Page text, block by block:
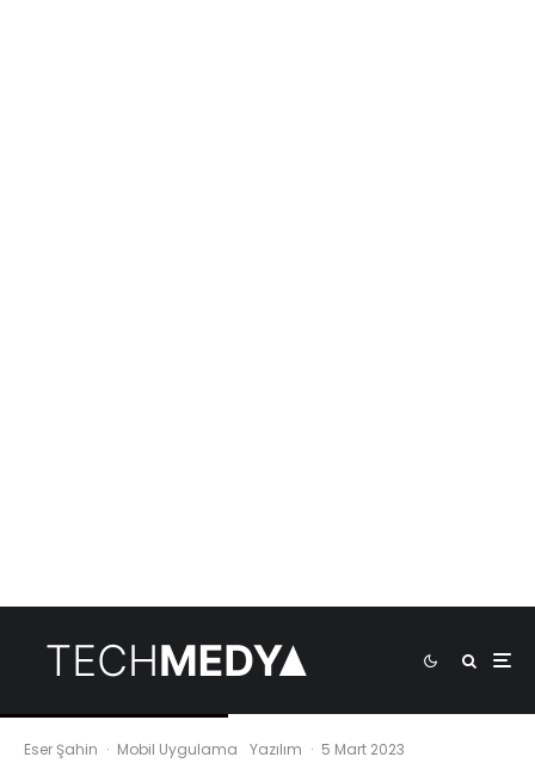
Eser Şahin · Mobil Uygulama Yazılım · 5 Mart 2023